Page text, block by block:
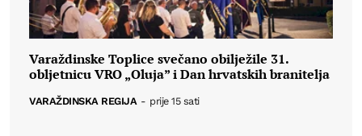
Varaždinske Toplice svečano obilježile 31.
obljetnicu VRO „Oluja” i Dan hrvatskih branitelja
VARAŽDINSKA REGIJA - prije 15 sati